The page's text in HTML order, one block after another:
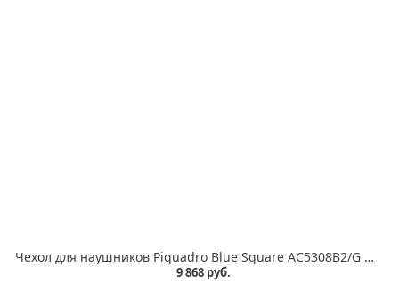
Чехол для наушников Piquadro Blue Square AC5308B2/G шафрановый натур.кожа
9 868 руб.